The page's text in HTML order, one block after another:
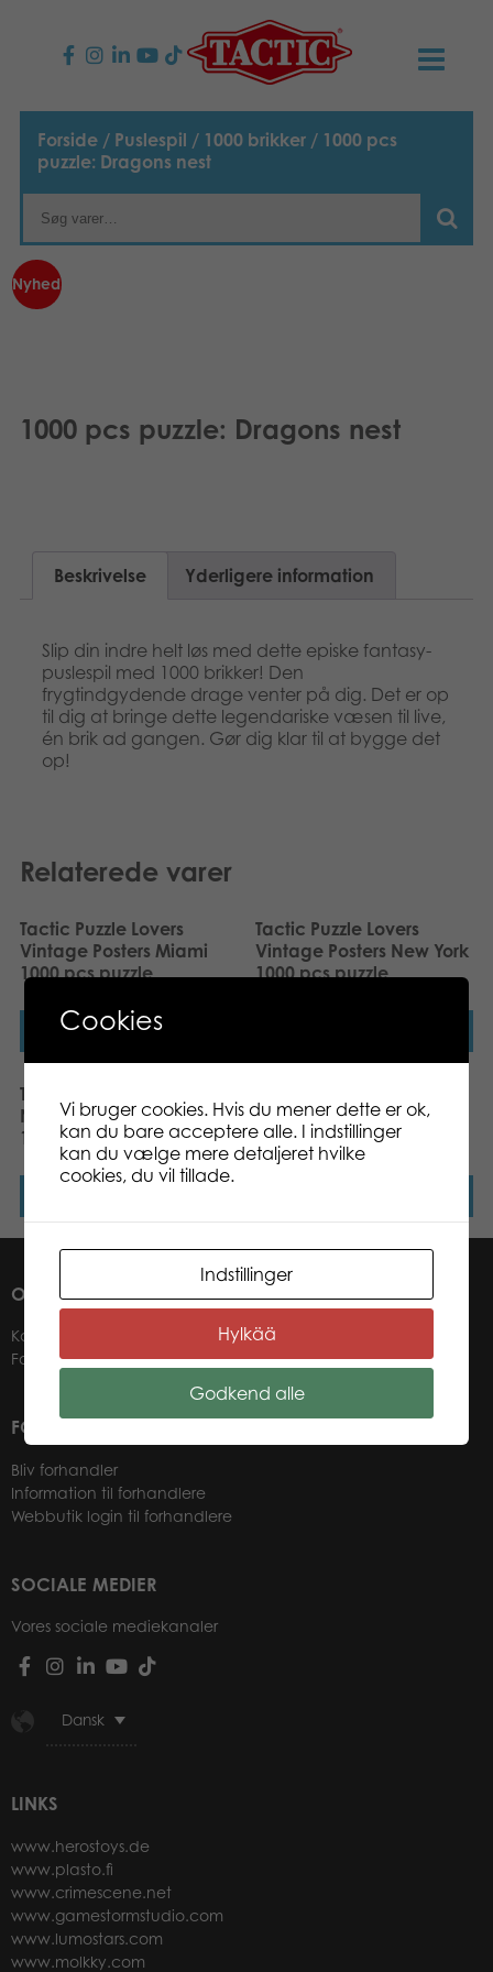
PRODUKTER
Børnespil
Applikationer
NYHEDER
TACTIC
KONTAKTER
Svenska
Deutsch
Forside / Puslespil / 1000 brikker / 1000 pcs
puzzle: Dragons nest
Nyhed
1000 pcs puzzle: Dragons nest
Beskrivelse Yderligere information
Slip din indre helt løs med dette episke fantasy-
puslespil med 1000 brikker! Den
frygtindgydende drage venter på dig. Det er op
til dig at bringe dette legendariske væsen til live,
én brik ad gangen. Gør dig klar til at bygge det
op!
Relaterede varer
Tactic Puzzle Lovers
Vintage Posters Miami
1000 pcs puzzle
Læs mere
Tactic Puzzle Lovers
Vintage Posters New York
1000 pcs puzzle
Tactic Puzzle Lovers
Neuschwanstein Castle
1000 pcs puzzle
Fighting Fish 1000 pcs
puzzle
OM OS
Kontakter
Forhandlere
FOR VORES FORHANDLERE
Bliv forhandler
Information til forhandlere
Webbutik login til forhandlere
SOCIALE MEDIER
Vores sociale mediekanaler
Dansk
LINKS
www.herostoys.de
www.plasto.fi
www.crimescene.net
www.gamestormstudio.com
www.lumostars.com
www.molkky.com
Cookies
Vi bruger cookies. Hvis du mener dette er ok,
kan du bare acceptere alle. I indstillinger
kan du vælge mere detaljeret hvilke
cookies, du vil tillade.
Indstillinger
Hylkää
Godkend alle